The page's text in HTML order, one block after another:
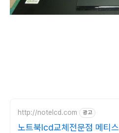
http://notelcd.com 광고
노트북lcd교체전문점 메티스